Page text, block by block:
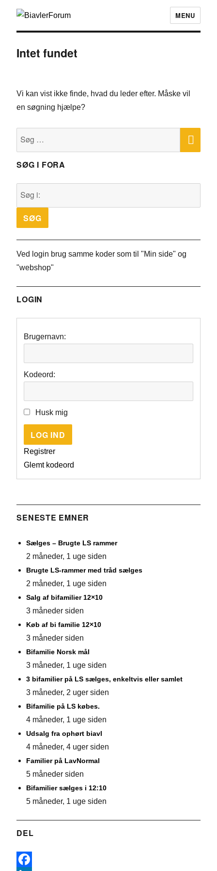
MENU
Intet fundet
Vi kan vist ikke finde, hvad du leder efter. Måske vil
en søgning hjælpe?
SØG I FORA
Ved login brug samme koder som til "Min side" og
"webshop"
LOGIN
Brugernavn:
Kodeord:
Husk mig
LOG IND
Registrer
Glemt kodeord
SENESTE EMNER
Sælges – Brugte LS rammer
2 måneder, 1 uge siden
Brugte LS-rammer med tråd sælges
2 måneder, 1 uge siden
Salg af bifamilier 12×10
3 måneder siden
Køb af bi familie 12×10
3 måneder siden
Bifamilie Norsk mål
3 måneder, 1 uge siden
3 bifamilier på LS sælges, enkeltvis eller samlet
3 måneder, 2 uger siden
Bifamilie på LS købes.
4 måneder, 1 uge siden
Udsalg fra ophørt biavl
4 måneder, 4 uger siden
Familier på LavNormal
5 måneder siden
Bifamilier sælges i 12:10
5 måneder, 1 uge siden
DEL